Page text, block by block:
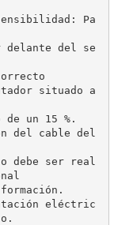
Pa
delante del se
situado a
de un 15 %.
del cable del
debe ser real
eléctric